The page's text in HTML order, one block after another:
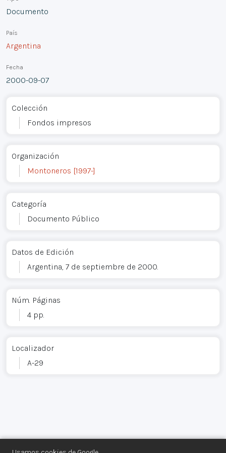
Documento
País
Argentina
Fecha
2000-09-07
Colección
Fondos impresos
Organización
Montoneros [1997-]
Categoría
Documento Público
Datos de Edición
Argentina, 7 de septiembre de 2000.
Núm. Páginas
4 pp.
Localizador
A-29